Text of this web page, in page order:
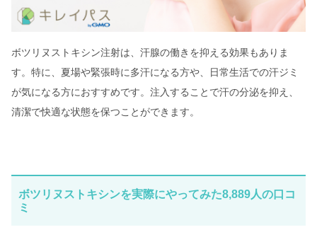
ボツリヌストキシン注射は、汗腺の働きを抑える効果もありま
す。特に、夏場や緊張時に多汗になる方や、日常生活での汗ジミ
が気になる方におすすめです。注入することで汗の分泌を抑え、
清潔で快適な状態を保つことができます。
ボツリヌストキシンを実際にやってみた8,889人の口コ
ミ